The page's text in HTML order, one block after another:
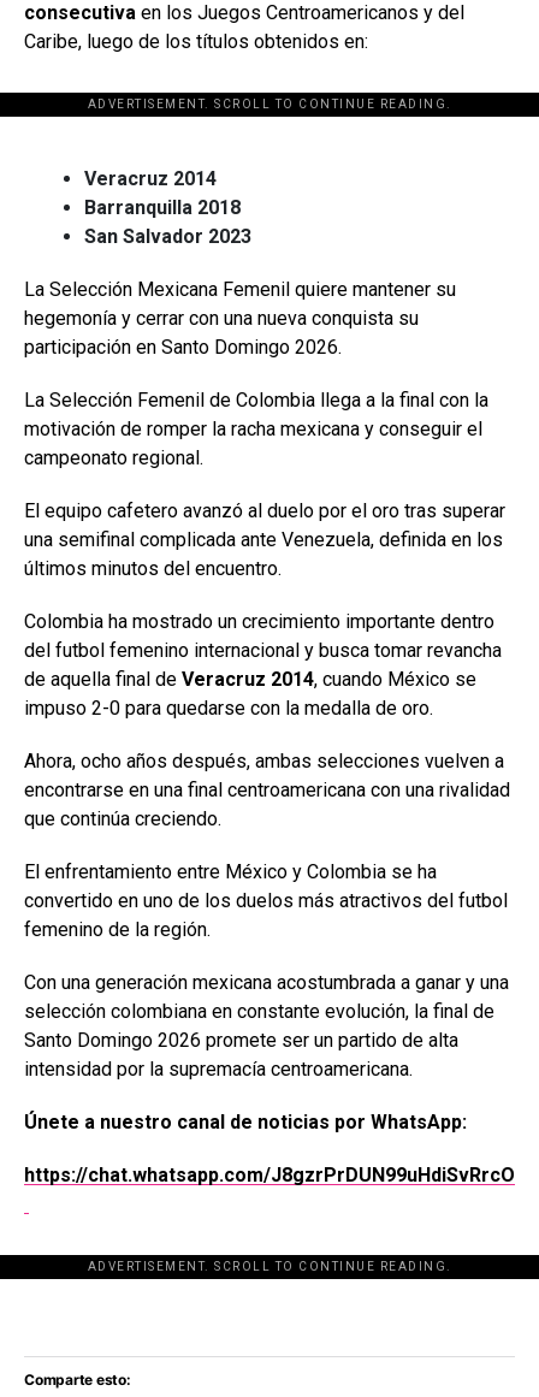
consecutiva en los Juegos Centroamericanos y del
Caribe, luego de los títulos obtenidos en:
ADVERTISEMENT. SCROLL TO CONTINUE READING.
[adsforwp id="243463"]
Veracruz 2014
Barranquilla 2018
San Salvador 2023
La Selección Mexicana Femenil quiere mantener su
hegemonía y cerrar con una nueva conquista su
participación en Santo Domingo 2026.
La Selección Femenil de Colombia llega a la final con la
motivación de romper la racha mexicana y conseguir el
campeonato regional.
El equipo cafetero avanzó al duelo por el oro tras superar
una semifinal complicada ante Venezuela, definida en los
últimos minutos del encuentro.
Colombia ha mostrado un crecimiento importante dentro
del futbol femenino internacional y busca tomar revancha
de aquella final de Veracruz 2014, cuando México se
impuso 2-0 para quedarse con la medalla de oro.
Ahora, ocho años después, ambas selecciones vuelven a
encontrarse en una final centroamericana con una rivalidad
que continúa creciendo.
El enfrentamiento entre México y Colombia se ha
convertido en uno de los duelos más atractivos del futbol
femenino de la región.
Con una generación mexicana acostumbrada a ganar y una
selección colombiana en constante evolución, la final de
Santo Domingo 2026 promete ser un partido de alta
intensidad por la supremacía centroamericana.
Únete a nuestro canal de noticias por WhatsApp:
https://chat.whatsapp.com/J8gzrPrDUN99uHdiSvRrcO
ADVERTISEMENT. SCROLL TO CONTINUE READING.
[adsforwp id="243463"]
Comparte esto: